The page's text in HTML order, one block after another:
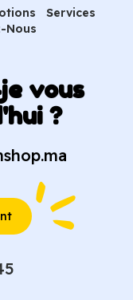
Services
Nous
vous
?